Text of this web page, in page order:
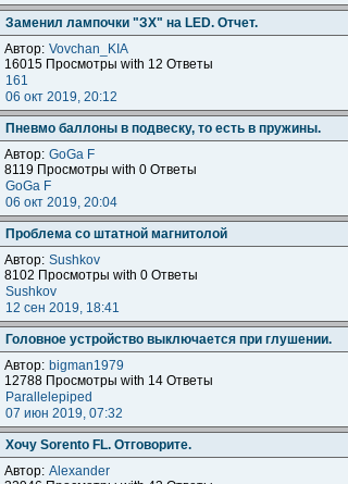
Заменил лампочки "ЗХ" на LED. Отчет.
Автор: Vovchan_KIA
16015 Просмотры with 12 Ответы
161
06 окт 2019, 20:12
Пневмо баллоны в подвеску, то есть в пружины.
Автор: GoGa F
8119 Просмотры with 0 Ответы
GoGa F
06 окт 2019, 20:04
Проблема со штатной магнитолой
Автор: Sushkov
8102 Просмотры with 0 Ответы
Sushkov
12 сен 2019, 18:41
Головное устройство выключается при глушении.
Автор: bigman1979
12788 Просмотры with 14 Ответы
Parallelepiped
07 июн 2019, 07:32
Хочу Sorento FL. Отговорите.
Автор: Alexander